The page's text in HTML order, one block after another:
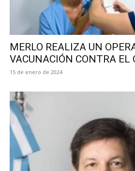
MERLO REALIZA UN
VACUNACIÓN CONTRA EL
15 de enero de 2024